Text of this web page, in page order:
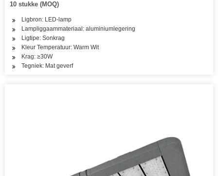
10 stukke (MOQ)
Ligbron: LED-lamp
Lampliggaammateriaal: aluminiumlegering
Ligtipe: Sonkrag
Kleur Temperatuur: Warm Wit
Krag: ≥30W
Tegniek: Mat geverf